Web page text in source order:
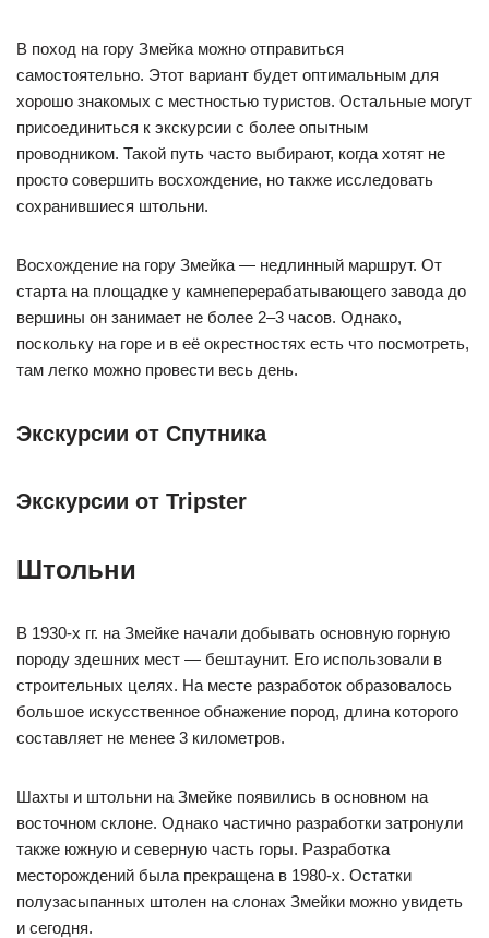
В поход на гору Змейка можно отправиться
самостоятельно. Этот вариант будет оптимальным для
хорошо знакомых с местностью туристов. Остальные могут
присоединиться к экскурсии с более опытным
проводником. Такой путь часто выбирают, когда хотят не
просто совершить восхождение, но также исследовать
сохранившиеся штольни.
Восхождение на гору Змейка — недлинный маршрут. От
старта на площадке у камнеперерабатывающего завода до
вершины он занимает не более 2–3 часов. Однако,
поскольку на горе и в её окрестностях есть что посмотреть,
там легко можно провести весь день.
Экскурсии от Спутника
Экскурсии от Tripster
Штольни
В 1930-х гг. на Змейке начали добывать основную горную
породу здешних мест — бештаунит. Его использовали в
строительных целях. На месте разработок образовалось
большое искусственное обнажение пород, длина которого
составляет не менее 3 километров.
Шахты и штольни на Змейке появились в основном на
восточном склоне. Однако частично разработки затронули
также южную и северную часть горы. Разработка
месторождений была прекращена в 1980-х. Остатки
полузасыпанных штолен на слонах Змейки можно увидеть
и сегодня.